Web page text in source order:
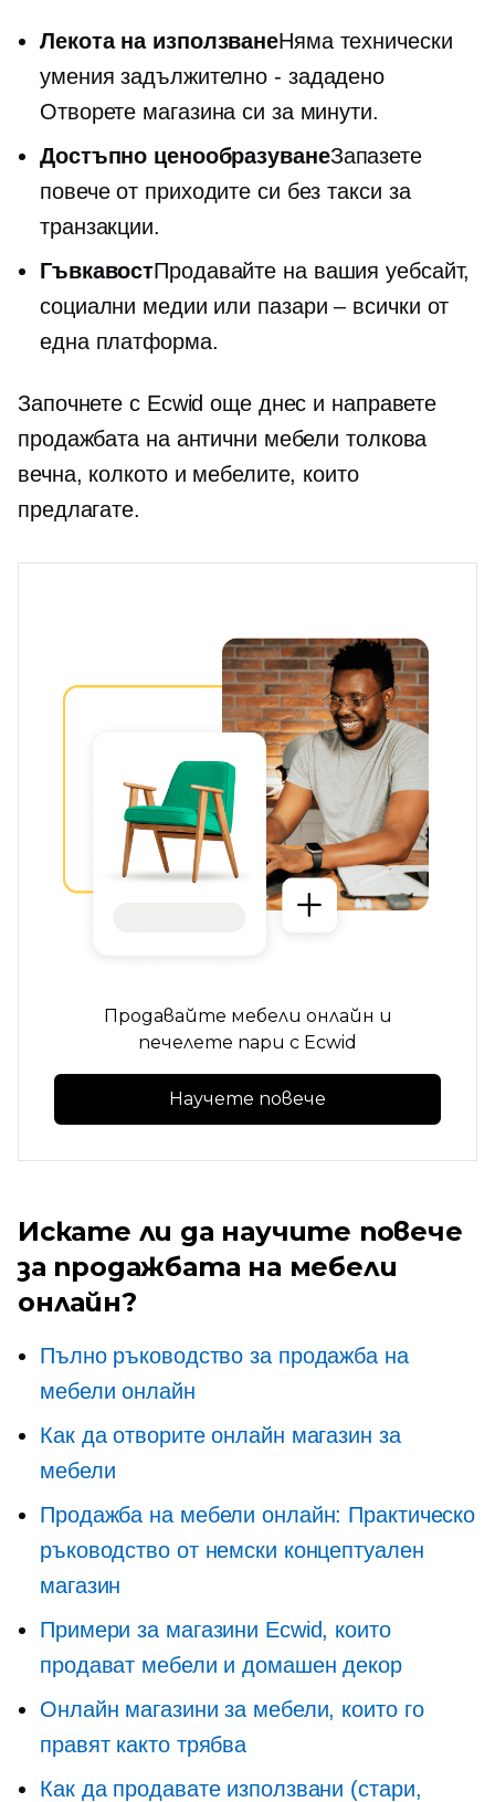
Лекота на използванеНяма технически
умениязадължително - зададено
Отворете магазина си за минути.
Достъпно ценообразуванеЗапазете
повече от приходите си без такси за
транзакции.
ГъвкавостПродавайте на вашия уебсайт,
социални медии или пазари – всички от
една платформа.
Започнете с Ecwid още днес и направете
продажбата на антични мебели толкова
вечна, колкото и мебелите, които
предлагате.
Продавайте мебели онлайн и
печелете пари с Ecwid
Научете повече
Искате ли да научите повече
за продажбата на мебели
онлайн?
Пълно ръководство за продажба на
мебели онлайн
Как да отворите онлайн магазин за
мебели
Продажба на мебели онлайн: Практическо
ръководство от немски концептуален
магазин
Примери за магазини Ecwid, които
продават мебели и домашен декор
Онлайн магазини за мебели, които го
правят както трябва
Как да продавате използвани (стари,